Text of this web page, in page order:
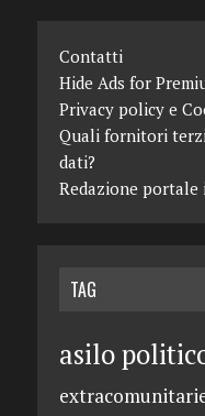
Contatti
Hide Ads for
Privacy policy e
Quali fornitori
dati?
Redazione portale
TAG
asilo